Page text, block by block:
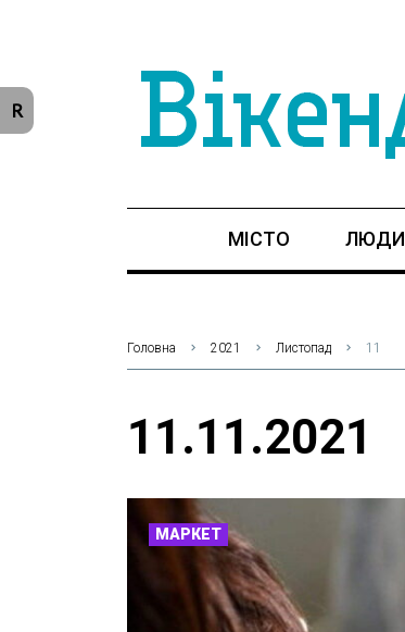
МІСТО ЛЮДИ
Головна 2021 Листопад 11
11.11.2021
МАРКЕТ
R